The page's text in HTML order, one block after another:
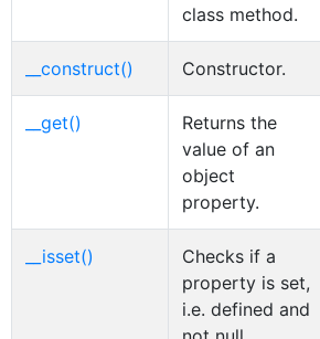
class method.
__construct() Constructor.
__get()
Returns the
value of an
object
property.
__isset()
Checks if a
property is set,
i.e. defined and